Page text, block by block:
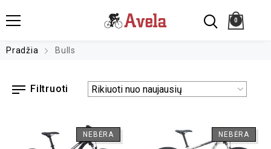
0
Pradžia Bulls
Filtruoti
NEBĖRA NEBĖRA